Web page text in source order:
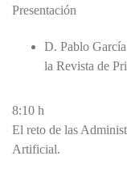
Presentación
D. Pablo
la Revista de
8:10 h
El reto de las
Artificial.